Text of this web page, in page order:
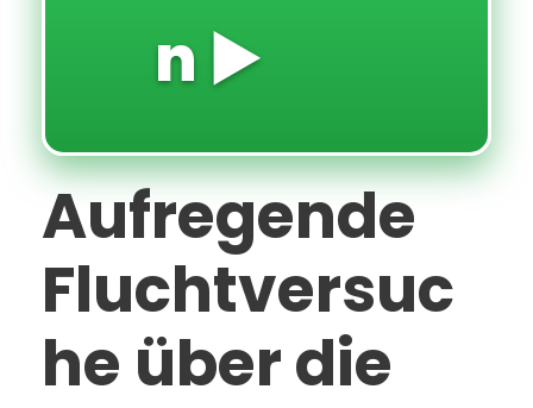
n ▶️
Aufregende
Fluchtversuc
he über die